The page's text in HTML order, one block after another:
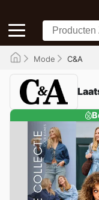
Mode C&A